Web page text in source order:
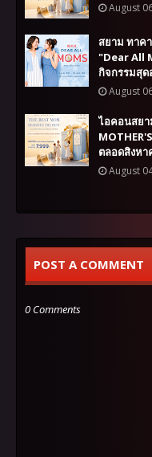
August
สยาม ทาค
"Dear All
กิจกรรมสุ
August
ไอคอนสยา
ตลอดสิงหา
August
POST A COMMENT
0 Comments